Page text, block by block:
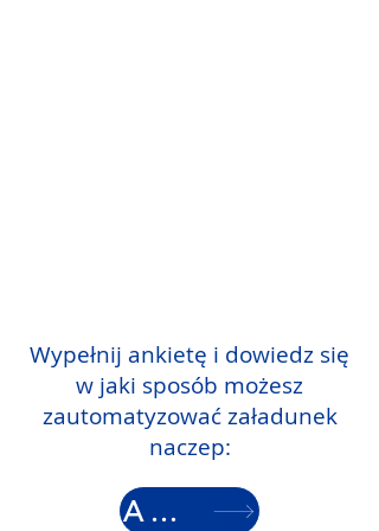
Wypełnij ankietę i dowiedz się
w jaki sposób możesz
zautomatyzować załadunek
naczep:
ANKIETA